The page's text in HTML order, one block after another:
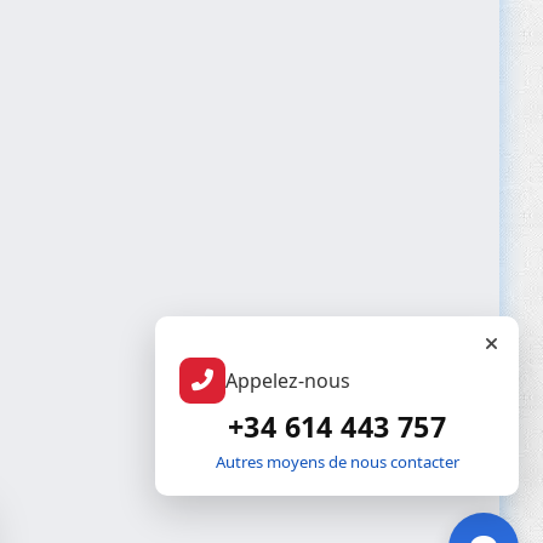
Appelez-nous
+34 614 443 757
Autres moyens de nous contacter